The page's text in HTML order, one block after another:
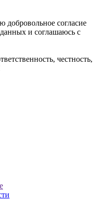
согласие
и соглашаюсь с
честность,